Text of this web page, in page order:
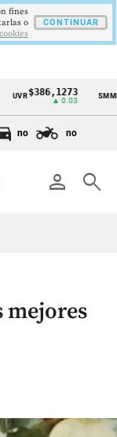
UVR$386,1273
▲ 0.03
SMMLV
no no
person search
mejores
fines
o
CONTINUAR